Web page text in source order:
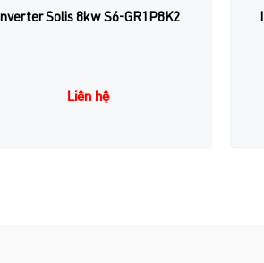
Inverter Solis 8kw S6-GR1P8K2
Liên hệ